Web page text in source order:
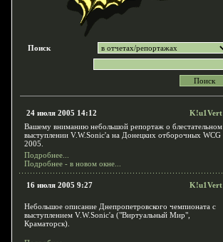
Поиск
24 июля 2005 14:12
K!u1Vert
Вашему вниманию небольшой репортаж о блестательном
выступлении V.W.Sonic'a на Донецких отборочных WCG
2005.
Подробнее...
Подробнее - в новом окне...
16 июля 2005 9:27 K!u1Vert
Небольшое описание Днепропетровского чемпионата c
выступлением V.W.Sonic'a ("Виртуальный Мир",
Краматорск).